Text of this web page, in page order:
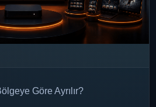
Göre Ayrılır?